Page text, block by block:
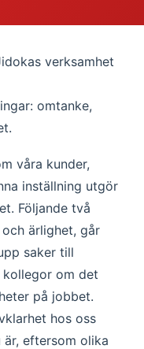
verksamhet
omtanke,
våra kunder,
inställning utgör
Följande två
ärlighet, går
saker till
kollegor om det
på jobbet.
hos oss
eftersom olika